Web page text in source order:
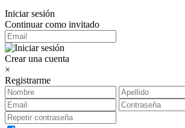
Iniciar sesión
Continuar como invitado
Crear una cuenta
×
Registrarme